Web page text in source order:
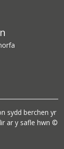
sydd berchen yr
ar y safle hwn ©